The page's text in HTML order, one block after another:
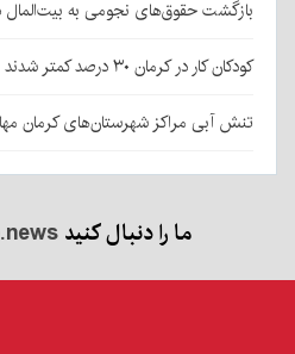
بازگشت حقوق‌های نجومی به بیت‌المال
کودکان کار در کرمان ۳۰ درصد کمتر شدند
تنش آبی مراکز شهرستان‌های کرمان
ما را دنبال کنید